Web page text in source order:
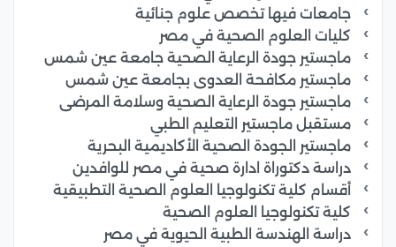
جامعات فيها تخصص علوم جنائية
كليات العلوم الصحية في مصر
ماجستير جودة الرعاية الصحية جامعة عين شمس
ماجستير مكافحة العدوى بجامعة عين شمس
ماجستير جودة الرعاية الصحية وسلامة المرضى
مستقبل ماجستير التعليم الطبي
ماجستير الجودة الصحية الأكاديمية البحرية
دراسة دكتوراة ادارة صحية في مصر للوافدين
أقسام كلية تكنولوجيا العلوم الصحية التطبيقية
كلية تكنولوجيا العلوم الصحية
دراسة الهندسة الطبية الحيوية في مصر